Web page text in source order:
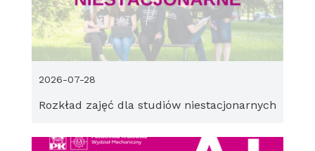
Rozkład zajęć dla studiów niestacjonarnych
2026-07-28